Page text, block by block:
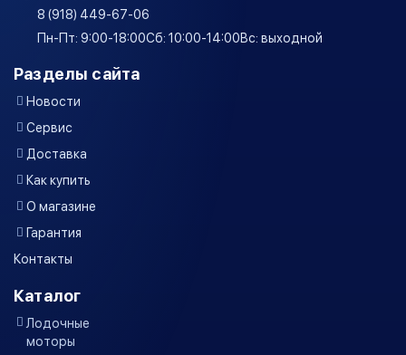
8 (918) 449-67-06
Пн-Пт: 9:00-18:00Сб: 10:00-14:00Вс: выходной
Разделы сайта
Новости
Сервис
Доставка
Как купить
О магазине
Гарантия
Контакты
Каталог
Лодочные
моторы